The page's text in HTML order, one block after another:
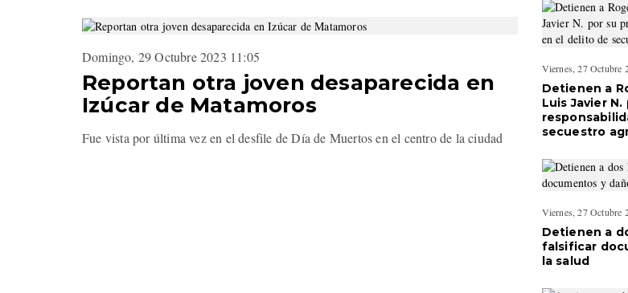
Domingo, 29 Octubre 2023 11:05
Reportan otra joven desaparecida en
Izúcar de Matamoros
Fue vista por última vez en el desfile de Día de Muertos en el centro de la ciudad
Viernes, 27 Octubre
Detienen a
Luis Javier
secuestro
Viernes, 27 Octubre
Detienen a
falsificar
la salud